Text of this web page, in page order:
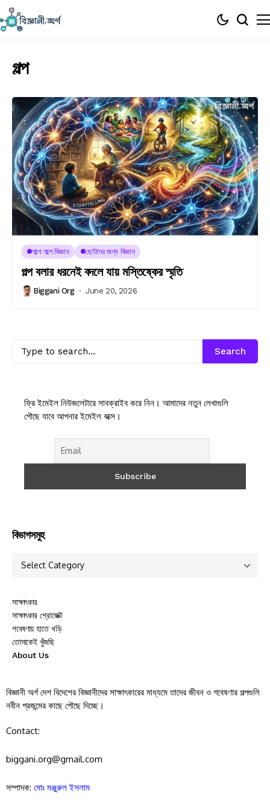
গল্প
গল্পে গল্পে বিজ্ঞান ছোটদের জন্য বিজ্ঞান
গল্প বলার ধরনেই বদলে যায় মস্তিষ্কের স্মৃতি
Biggani Org June 20, 2026
Search
ফ্রি ইমেইল নিউজলেটারে সাবক্রাইব করে নিন। আমাদের নতুন লেখাগুলি
পৌছে যাবে আপনার ইমেইল বক্সে।
বিভাগসমুহ
সাক্ষাৎকার
সাক্ষাৎকার প্রোজেক্ট
গবেষণায় হাতে খড়ি
তোমাকেই খুঁজছি
About Us
বিজ্ঞানী অর্গ দেশ বিদেশের বিজ্ঞানীদের সাক্ষাৎকারের মাধ্যমে তাদের জীবন ও গবেষণার গল্পগুলি
নবীন প্রজন্মের কাছে পৌছে দিচ্ছে।
Contact:
biggani.org@gmail.com
সম্পাদক: মোঃ মঞ্জুরুল ইসলাম